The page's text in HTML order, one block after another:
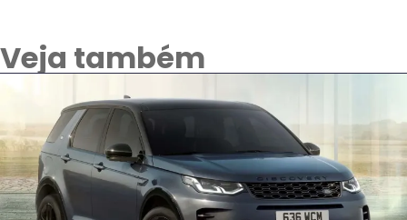
Veja também